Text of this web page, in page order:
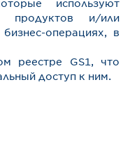
используют
продуктов и/или
операциях, в
реестре GS1, что
доступ к ним.